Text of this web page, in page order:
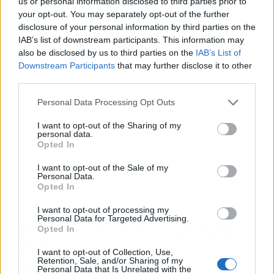
your opt-out. You may separately opt-out of the further
disclosure of your personal information by third parties on the
IAB’s list of downstream participants. This information may
also be disclosed by us to third parties on the IAB’s List of
Downstream Participants that may further disclose it to other
Personal Data Processing Opt Outs
I want to opt-out of the Sharing of my
personal data.
Opted In
I want to opt-out of the Sale of my
Personal Data.
Opted In
I want to opt-out of processing my
Personal Data for Targeted Advertising.
Opted In
I want to opt-out of Collection, Use,
Retention, Sale, and/or Sharing of my
Personal Data that Is Unrelated with the
Publicidad
Cuidar el medioambiente es cuidar la vida,
para la piel. En Sublime Oils buscan crecer en el
mercado sin perder de vista su filosofía